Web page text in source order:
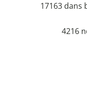
17163 dans
4216